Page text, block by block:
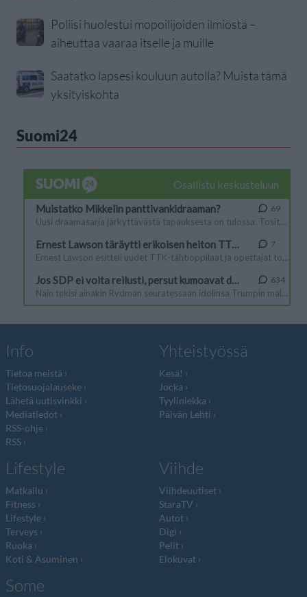
Poliisi huolestui mopoilijoiden ilmiöstä –
aiheuttaa vaaraa itselle ja muille
Saatatko lapsesi kouluun autolla? Muista tämä
yksityiskohta
Suomi24
Info
Tietoa meistä
Tietosuojalauseke
Lähetä uutisvinkki
Mediatiedot
RSS-ohje
RSS
Yhteistyössä
Kesä!
Jocka
Tyyliniekka
Päivän Lehti
Lifestyle
Matkailu
Fitness
Lifestyle
Terveys
Ruoka
Koti & Asuminen
Viihde
Viihdeuutiset
StaraTV
Autot
Digi
Pelit
Elokuvat
Some